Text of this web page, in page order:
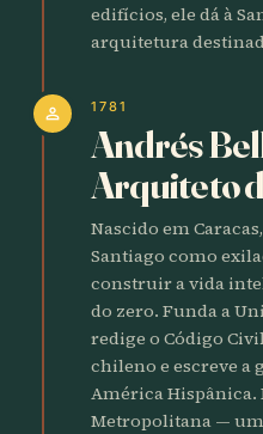
edifícios, ele dá à
arquitetura
person 1781
Andrés
Arquiteto
Nascido em
Santiago como
construir a vida
do zero. Funda a
redige o Código
chileno e escreve a
América Hispânica.
Metropolitana —